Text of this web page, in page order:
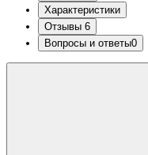
Характеристики
Отзывы 6
Вопросы и ответы0